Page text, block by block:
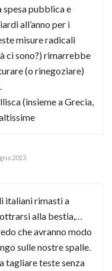
spesa pubblica e
all’anno per i
misure radicali
ci sono?) rimarrebbe
(o rinegoziare)
(insieme a Grecia,
2013
italiani rimasti a
alla bestia,…
che avranno modo
sulle nostre spalle.
tagliare teste senza